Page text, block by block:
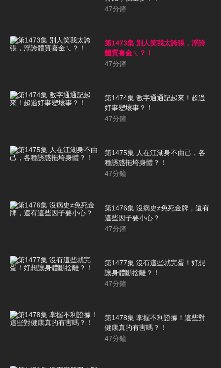
47分鐘
第1473集 別人笑我太誇張，浮誇
體質喜金ㄟ？！
47分鐘
第1474集 數字通通記起來！超過
好事變壞事？！
47分鐘
第1475集 人在江湖身不由己，各
種誘惑拖垮身體？！
47分鐘
第1476集 沒病史≠免死金牌，還有
這些因子要小心？
47分鐘
第1477集 沒有這些就完蛋！好想
讓身體斷捨離？！
47分鐘
第1478集 掌握不利證據！這些對
健康真的有害嗎？！
47分鐘